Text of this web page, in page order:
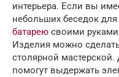
интерьера. Если вы
небольших беседок
батарею своими
Изделия можно
столярной
помогут выдержать